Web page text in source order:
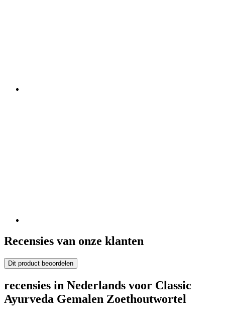
Recensies van onze klanten
Dit product beoordelen
recensies in Nederlands voor Classic
Ayurveda Gemalen Zoethoutwortel